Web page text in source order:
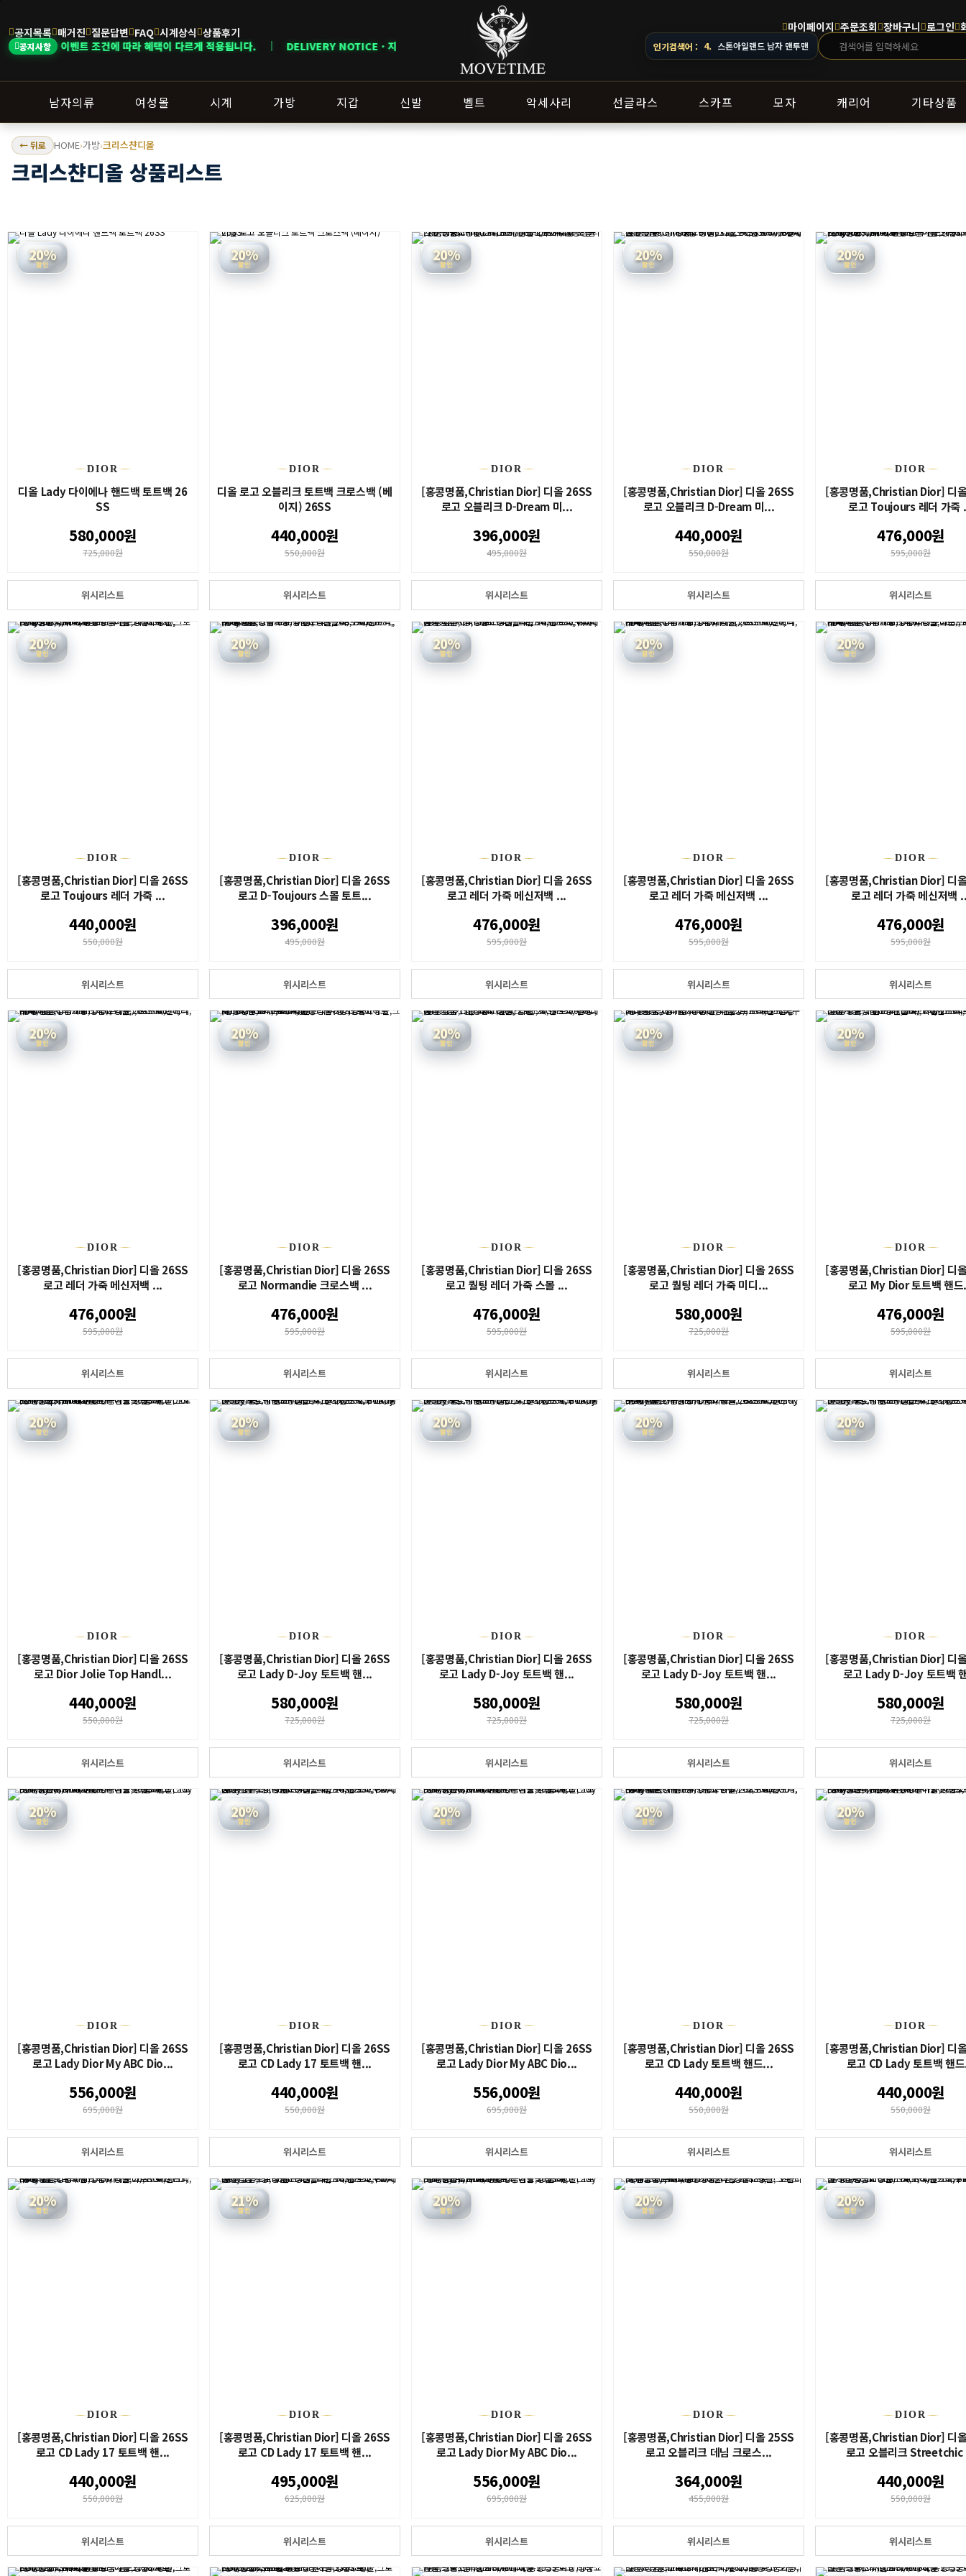
공지목록 매거진 질문답변 FAQ 시계상식 상품후기
공지사항
라 혜택이 다르게 적용됩니다. ｜ DELIVERY NOTICE · 지역에 따라 배송 일정이 달라질 수 있으니 주문 전 상담창으로 문의해 주세요.
마이페이지 주문조회 장바구니 로그인
인기검색어 : 5. 오프화이트 남자 후드
남자의류 여성몰 시계 가방 지갑 신발 벨트 악세사리 선글라스 스카프 모자 캐리어 기타상품
← 뒤로 HOME›가방›크리스챤디올
크리스챤디올 상품리스트
20%
할인
DIOR
디올 Lady 다이에나 핸드백 토트백 26
SS
580,000원
725,000원
위시리스트
20%
할인
DIOR
디올 로고 오블리크 토트백 크로스백 (베
이지) 26SS
440,000원
550,000원
위시리스트
20%
할인
DIOR
[홍콩명품,Christian Dior] 디올 26SS
로고 오블리크 D-Dream 미...
396,000원
495,000원
위시리스트
20%
할인
DIOR
[홍콩명품,Christian Dior] 디올 26SS
로고 오블리크 D-Dream 미...
440,000원
550,000원
위시리스트
20%
할인
DIOR
[홍콩명품,Christian Dior] 디
로고 Toujours 레더 가죽
476,000원
595,000원
위시리스트
20%
할인
DIOR
[홍콩명품,Christian Dior] 디올 26SS
로고 Toujours 레더 가죽 ...
440,000원
550,000원
위시리스트
20%
할인
DIOR
[홍콩명품,Christian Dior] 디올 26SS
로고 D-Toujours 스몰 토트...
396,000원
495,000원
위시리스트
20%
할인
DIOR
[홍콩명품,Christian Dior] 디올 26SS
로고 레더 가죽 메신저백 ...
476,000원
595,000원
위시리스트
20%
할인
DIOR
[홍콩명품,Christian Dior] 디올 26SS
로고 레더 가죽 메신저백 ...
476,000원
595,000원
위시리스트
20%
할인
DIOR
[홍콩명품,Christian Dior] 디
로고 레더 가죽 메신저백
476,000원
595,000원
위시리스트
20%
할인
DIOR
[홍콩명품,Christian Dior] 디올 26SS
로고 레더 가죽 메신저백 ...
476,000원
595,000원
위시리스트
20%
할인
DIOR
[홍콩명품,Christian Dior] 디올 26SS
로고 Normandie 크로스백 ...
476,000원
595,000원
위시리스트
20%
할인
DIOR
[홍콩명품,Christian Dior] 디올 26SS
로고 퀄팅 레더 가죽 스몰 ...
476,000원
595,000원
위시리스트
20%
할인
DIOR
[홍콩명품,Christian Dior] 디올 26SS
로고 퀄팅 레더 가죽 미디...
580,000원
725,000원
위시리스트
20%
할인
DIOR
[홍콩명품,Christian Dior] 디
로고 My Dior 토트백 핸
476,000원
595,000원
위시리스트
20%
할인
DIOR
[홍콩명품,Christian Dior] 디올 26SS
로고 Dior Jolie Top Handl...
440,000원
550,000원
위시리스트
20%
할인
DIOR
[홍콩명품,Christian Dior] 디올 26SS
로고 Lady D-Joy 토트백 핸...
580,000원
725,000원
위시리스트
20%
할인
DIOR
[홍콩명품,Christian Dior] 디올 26SS
로고 Lady D-Joy 토트백 핸...
580,000원
725,000원
위시리스트
20%
할인
DIOR
[홍콩명품,Christian Dior] 디올 26SS
로고 Lady D-Joy 토트백 핸...
580,000원
725,000원
위시리스트
20%
할인
DIOR
[홍콩명품,Christian Dior] 디
로고 Lady D-Joy 토트백
580,000원
725,000원
위시리스트
20%
할인
DIOR
[홍콩명품,Christian Dior] 디올 26SS
로고 Lady Dior My ABC Dio...
556,000원
695,000원
위시리스트
20%
할인
DIOR
[홍콩명품,Christian Dior] 디올 26SS
로고 CD Lady 17 토트백 핸...
440,000원
550,000원
위시리스트
20%
할인
DIOR
[홍콩명품,Christian Dior] 디올 26SS
로고 Lady Dior My ABC Dio...
556,000원
695,000원
위시리스트
20%
할인
DIOR
[홍콩명품,Christian Dior] 디올 26SS
로고 CD Lady 토트백 핸드...
440,000원
550,000원
위시리스트
20%
할인
DIOR
[홍콩명품,Christian Dior] 디
로고 CD Lady 토트백 핸
440,000원
550,000원
위시리스트
20%
할인
DIOR
[홍콩명품,Christian Dior] 디올 26SS
로고 CD Lady 17 토트백 핸...
440,000원
550,000원
위시리스트
21%
할인
DIOR
[홍콩명품,Christian Dior] 디올 26SS
로고 CD Lady 17 토트백 핸...
495,000원
625,000원
위시리스트
20%
할인
DIOR
[홍콩명품,Christian Dior] 디올 26SS
로고 Lady Dior My ABC Dio...
556,000원
695,000원
위시리스트
20%
할인
DIOR
[홍콩명품,Christian Dior] 디올 25SS
로고 오블리크 데님 크로스...
364,000원
455,000원
위시리스트
20%
할인
DIOR
[홍콩명품,Christian Dior] 디
로고 오블리크
440,000원
550,000원
위시리스트